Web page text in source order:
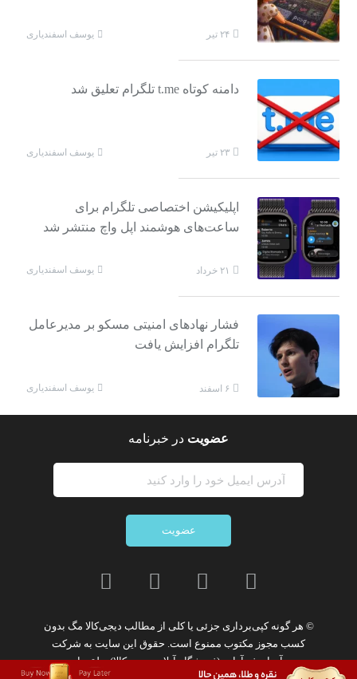
۲۴ تیر یوسف اسفندیاری
دامنه کوتاه t.me تلگرام تعلیق شد
۲۳ تیر یوسف اسفندیاری
اپلیکیشن اختصاصی تلگرام برای
ساعت‌های هوشمند اپل واچ منتشر شد
۲۱ خرداد یوسف اسفندیاری
فشار نهادهای امنیتی مسکو بر مدیرعامل
تلگرام افزایش یافت
۶ اسفند یوسف اسفندیاری
عضویت در خبرنامه
عضویت
© هر گونهکپی‌برداری جزئی یا کلی از مطالب دیجی‌کالا مگ بدون
کسب مجوز مکتوب ممنوع است. حقوق این سایت به شرکت
نوآوران فن‌آوازه (فروشگاه آنلاین دیجی‌کالا)تعلق دارد.